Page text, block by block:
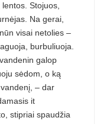
Stojuos,
Na gerai,
visai netolies –
burbuliuoja.
galop
sėdom, o ką
– dar
it
stipriai spaudžia